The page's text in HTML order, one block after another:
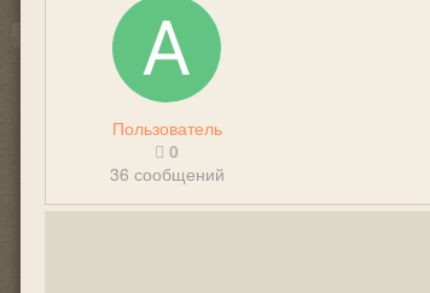
Пользователь
0
36 сообщений